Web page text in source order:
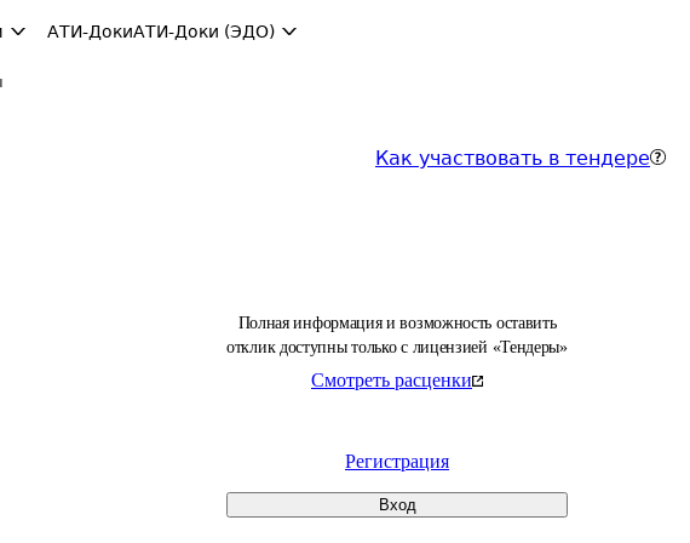
АТИ-ДокиАТИ-Доки (ЭДО)
Как участвовать в тендере
Полная информация и возможность оставить
отклик доступны только с лицензией «Тендеры»
Смотреть расценки
Регистрация
Вход